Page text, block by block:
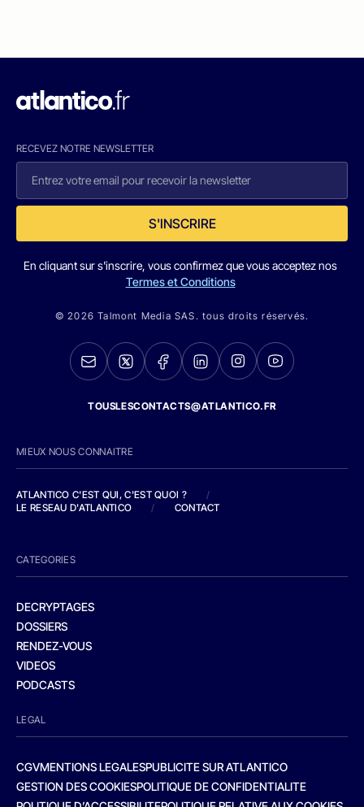
RECEVEZ NOTRE NEWSLETTER
S'INSCRIRE
En cliquant sur s'inscrire, vous confirmez que vous acceptez nos
Termes et Conditions
© 2026 Talmont Media SAS. tous droits réservés.
TOUSLESCONTACTS@ATLANTICO.FR
MIEUX NOUS CONNAITRE
ATLANTICO C'EST QUI, C'EST QUOI ?
/
LE RESEAU D'ATLANTICO
/ CONTACT
CATEGORIES
DECRYPTAGES
DOSSIERS
RENDEZ-VOUS
VIDEOS
PODCASTS
LEGAL
CGVMENTIONS LEGALESPUBLICITE SUR ATLANTICO
GESTION DES COOKIESPOLITIQUE DE CONFIDENTIALITE